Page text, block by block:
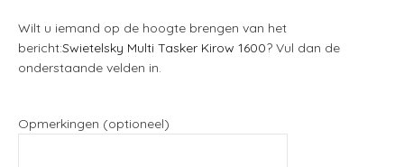
Wilt u iemand op de hoogte brengen van het
bericht:Swietelsky Multi Tasker Kirow 1600? Vul dan de
onderstaande velden in.
Opmerkingen (optioneel)